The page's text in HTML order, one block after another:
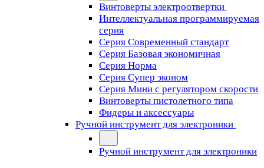
Винтоверты электроотвертки
Интеллектуальная программируемая
серия
Серия Современный стандарт
Серия Базовая экономичная
Серия Норма
Серия Cупер эконом
Серия Мини с регулятором скорости
Винтоверты пистолетного типа
Фидеры и аксессуары
Ручной инструмент для электроники
Ручной инструмент для электроники